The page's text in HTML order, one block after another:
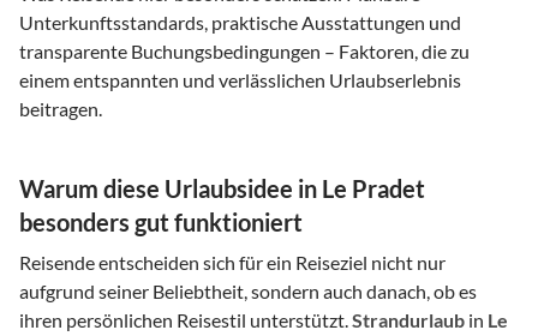
Unterkunftsstandards, praktische Ausstattungen und
transparente Buchungsbedingungen – Faktoren, die zu
einem entspannten und verlässlichen Urlaubserlebnis
beitragen.
Warum diese Urlaubsidee in Le Pradet
besonders gut funktioniert
Reisende entscheiden sich für ein Reiseziel nicht nur
aufgrund seiner Beliebtheit, sondern auch danach, ob es
ihren persönlichen Reisestil unterstützt.Strandurlaub in Le